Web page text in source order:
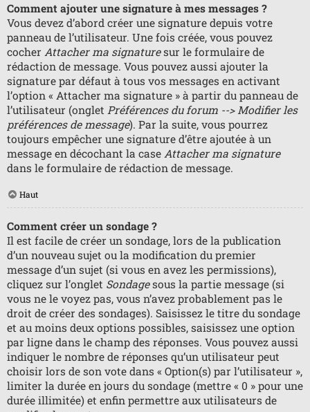
Comment ajouter une signature à mes messages ?
Vous devez d’abord créer une signature depuis votre
panneau de l’utilisateur. Une fois créée, vous pouvez
cocher Attacher ma signaturesur le formulaire de
rédaction de message. Vous pouvez aussi ajouter la
signature par défaut à tous vos messages en activant
l’option « Attacher ma signature » à partir du panneau de
l’utilisateur (onglet Préférences du forum --> Modifier les
préférences de message). Par la suite, vous pourrez
toujours empêcher une signature d’être ajoutée à un
message en décochant la case Attacher ma signature
dans le formulaire de rédaction de message.
Haut
Comment créer un sondage ?
Il est facile de créer un sondage, lors de la publication
d’un nouveau sujet ou la modification du premier
message d’un sujet (si vous en avez les permissions),
cliquez sur l’onglet Sondagesous la partie message (si
vous ne le voyez pas, vous n’avez probablement pas le
droit de créer des sondages). Saisissez le titre du sondage
et au moins deux options possibles, saisissez une option
par ligne dans le champ des réponses. Vous pouvez aussi
indiquer le nombre de réponses qu’un utilisateur peut
choisir lors de son vote dans « Option(s) par l’utilisateur »,
limiter la durée en jours du sondage (mettre « 0 » pour une
durée illimitée) et enfin permettre aux utilisateurs de